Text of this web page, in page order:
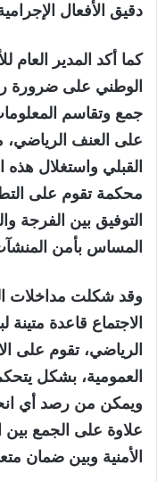
دقيق الأفعال
كما أكد المدير العام
الوطني على ضرورة
جمع وتقاسم
على العنف الرياضي،
القبلي واستغلال
محكمة تقوم على
التوفيق بين الفرجة
المساس بأمن
وقد شكلت مداخلات
الاجتماع قاعدة
الرياضي، تقوم على
العمومية، بشكل
ويمكن من رصد أي
علاوة على الجمع بين
الأمنية وبين ضمان